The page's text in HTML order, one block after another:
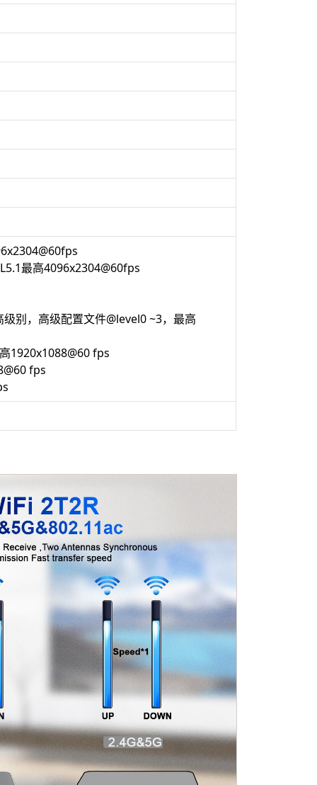
最高4096x2304@60fps
别，高级配置文件@level0 ~3，最高
1920x1088@60 fps
fps